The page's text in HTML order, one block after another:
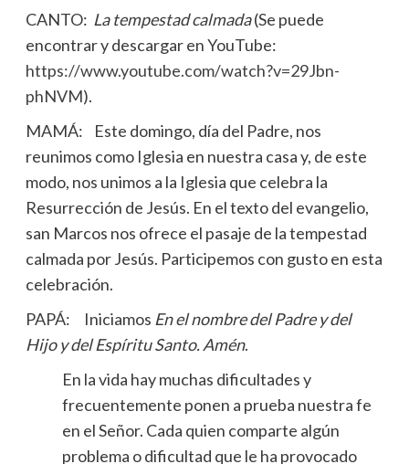
CANTO: La tempestad calmada(Se puede
encontrar y descargar en YouTube:
https://www.youtube.com/watch?v=29Jbn-
phNVM).
MAMÁ: Este domingo, día del Padre, nos
reunimos como Iglesia en nuestra casa y, de este
modo, nos unimos a la Iglesia que celebra la
Resurrección de Jesús. En el texto del evangelio,
san Marcos nos ofrece el pasaje de la tempestad
calmada por Jesús. Participemos con gusto en esta
celebración.
PAPÁ: Iniciamos En el nombre del Padre y del
Hijo y del Espíritu Santo. Amén.
En la vida hay muchas dificultades y
frecuentemente ponen a prueba nuestra fe
en el Señor. Cada quien comparte algún
problema o dificultad que le ha provocado